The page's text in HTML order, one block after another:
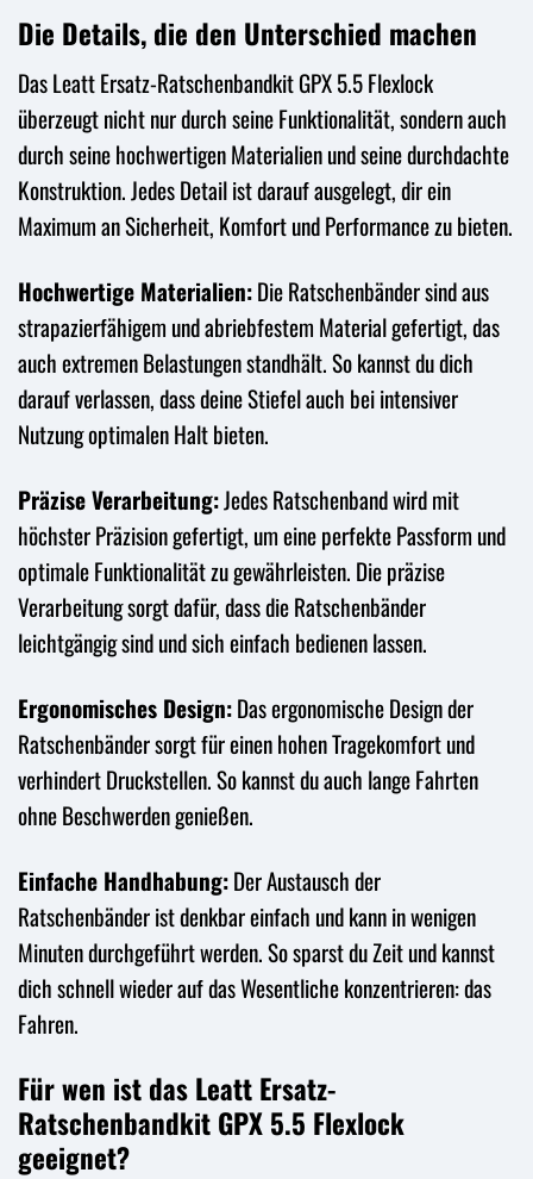
Die Details, die den Unterschied machen
Das Leatt Ersatz-Ratschenbandkit GPX 5.5 Flexlock
überzeugt nicht nur durch seine Funktionalität, sondern auch
durch seine hochwertigen Materialien und seine durchdachte
Konstruktion. Jedes Detail ist darauf ausgelegt, dir ein
Maximum an Sicherheit, Komfort und Performance zu bieten.
Hochwertige Materialien:Die Ratschenbänder sind aus
strapazierfähigem und abriebfestem Material gefertigt, das
auch extremen Belastungen standhält. So kannst du dich
darauf verlassen, dass deine Stiefel auch bei intensiver
Nutzung optimalen Halt bieten.
Präzise Verarbeitung:Jedes Ratschenband wird mit
höchster Präzision gefertigt, um eine perfekte Passform und
optimale Funktionalität zu gewährleisten. Die präzise
Verarbeitung sorgt dafür, dass die Ratschenbänder
leichtgängig sind und sich einfach bedienen lassen.
Ergonomisches Design:Das ergonomische Design der
Ratschenbänder sorgt für einen hohen Tragekomfort und
verhindert Druckstellen. So kannst du auch lange Fahrten
ohne Beschwerden genießen.
Einfache Handhabung:Der Austausch der
Ratschenbänder ist denkbar einfach und kann in wenigen
Minuten durchgeführt werden. So sparst du Zeit und kannst
dich schnell wieder auf das Wesentliche konzentrieren: das
Fahren.
Für wen ist das Leatt Ersatz-
Ratschenbandkit GPX 5.5 Flexlock
geeignet?